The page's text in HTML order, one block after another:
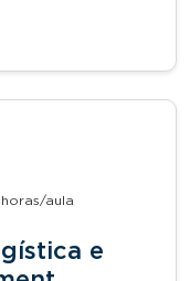
aula
e